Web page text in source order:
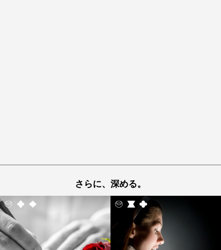
さらに、深める。